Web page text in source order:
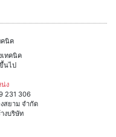
เทคนิค
นไป
ง
231 306
สยาม จำกัด
งบริษัท